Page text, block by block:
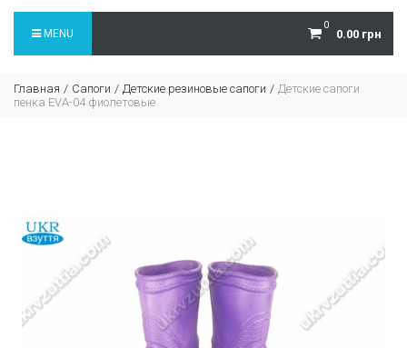
0
0.00 грн
MENU
Главная Сапоги Детские резиновые сапоги
Детские сапоги
пенка EVA-04 фиолетовые